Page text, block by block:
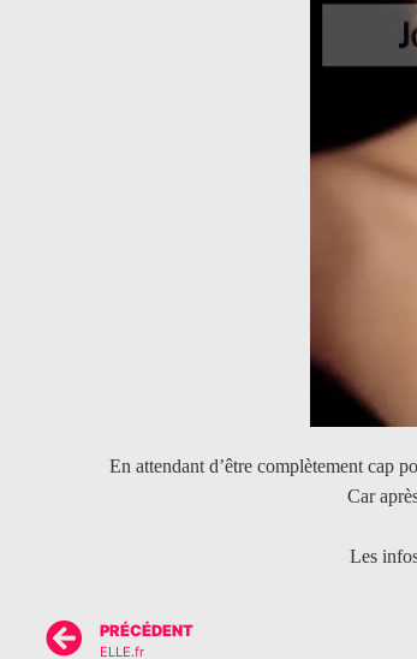
En attendant d’être complètement cap
Car
Les
PRÉCÉDENT
ELLE.fr